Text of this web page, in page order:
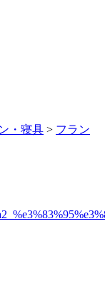
・寝具 > フラン